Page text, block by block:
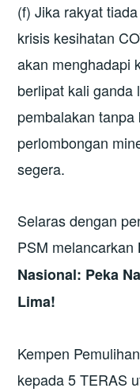
(f) Jika rakyat
krisis kesihatan
akan menghadapi
berlipat kali ganda
pembalakan
perlombongan
segera.
Selaras dengan
PSM melancarkan
Nasional: Peka
Lima!
Kempen
kepada 5 TERAS